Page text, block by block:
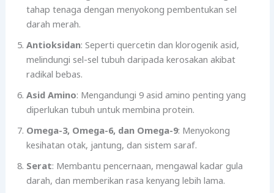
tahap tenaga dengan menyokong pembentukan sel
darah merah.
Antioksidan: Seperti quercetin dan klorogenik asid,
melindungi sel-sel tubuh daripada kerosakan akibat
radikal bebas.
Asid Amino: Mengandungi 9 asid amino penting yang
diperlukan tubuh untuk membina protein.
Omega-3, Omega-6, dan Omega-9: Menyokong
kesihatan otak, jantung, dan sistem saraf.
Serat: Membantu pencernaan, mengawal kadar gula
darah, dan memberikan rasa kenyang lebih lama.